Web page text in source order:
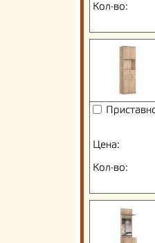
Кол-во:
Цена:
Кол-во: